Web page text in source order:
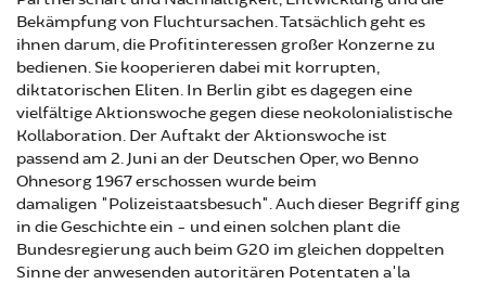
Bekämpfung von Fluchtursachen. Tatsächlich geht es
ihnen darum, die Profitinteressen großer Konzerne zu
bedienen. Sie kooperieren dabei mit korrupten,
diktatorischen Eliten. In Berlin gibt es dagegen eine
vielfältige Aktionswoche gegen diese neokolonialistische
Kollaboration. Der Auftakt der Aktionswoche ist
passendam 2. Juni an der Deutschen Oper, wo Benno
Ohnesorg 1967 erschossen wurde beim
damaligen "Polizeistaatsbesuch". Auch dieser Begriff ging
in die Geschichte ein - und einen solchen plant die
Bundesregierung auch beim G20 im gleichen doppelten
Sinne der anwesenden autoritären Potentaten a'la